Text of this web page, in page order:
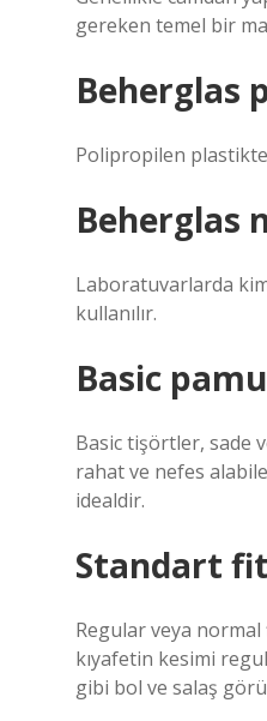
gereken temel bir
Beherglas
Polipropilen
Beherglas
Laboratuvarlarda
kullanılır.
Basic
Basic tişörtler, sade
rahat ve nefes
idealdir.
Standart
Regular veya normal
kıyafetin kesimi
gibi bol ve salaş